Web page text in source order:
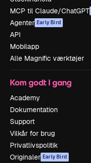
MCP til Claude/ChatGPT
Agenter Early Bird
API
Mobilapp
Alle Magnific værktøjer
Kom godt i gang
Academy
Dokumentation
Support
Vilkår for brug
Privatlivspolitik
Originaler Early Bird